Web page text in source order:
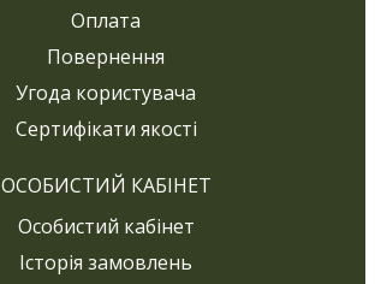
Оплата
Повернення
Угода користувача
Сертифікати якості
ОСОБИСТИЙ КАБІНЕТ
Особистий кабінет
Історія замовлень